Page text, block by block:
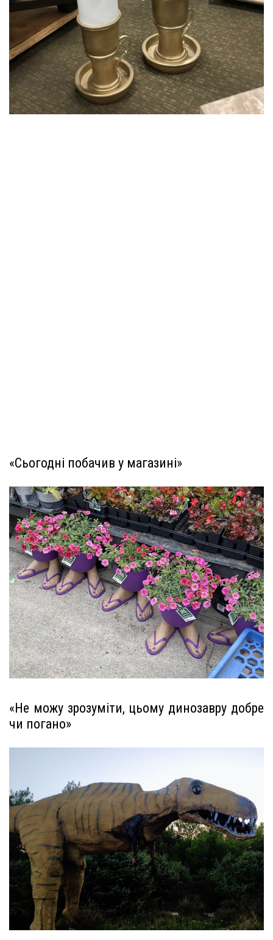
«Сьогодні побачив у магазині»
«Не можу зрозуміти, цьому динозавру добре
чи погано»